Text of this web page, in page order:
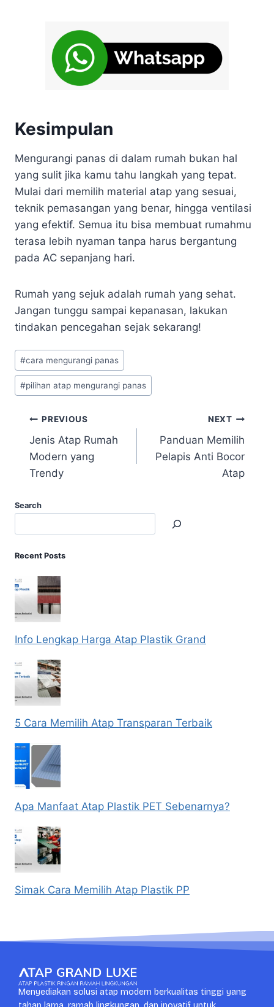
Kesimpulan
Mengurangi panas di dalam rumah bukan hal
yang sulit jika kamu tahu langkah yang tepat.
Mulai dari memilih material atap yang sesuai,
teknik pemasangan yang benar, hingga ventilasi
yang efektif. Semua itu bisa membuat rumahmu
terasa lebih nyaman tanpa harus bergantung
pada AC sepanjang hari.
Rumah yang sejuk adalah rumah yang sehat.
Jangan tunggu sampai kepanasan, lakukan
tindakan pencegahan sejak sekarang!
#cara mengurangi panas
#pilihan atap mengurangi panas
PREVIOUS
Jenis Atap Rumah
Modern yang
Trendy
NEXT
Panduan Memilih
Pelapis Anti Bocor
Atap
Search
Recent Posts
Info Lengkap Harga Atap Plastik Grand
5 Cara Memilih Atap Transparan Terbaik
Apa Manfaat Atap Plastik PET Sebenarnya?
Simak Cara Memilih Atap Plastik PP
Menyediakan solusi atap modern berkualitas tinggi yang